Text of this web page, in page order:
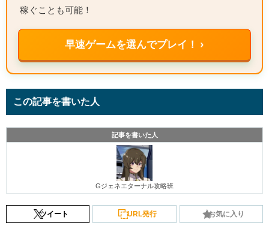
稼ぐことも可能！
早速ゲームを選んでプレイ！ ›
この記事を書いた人
記事を書いた人
Gジェネエターナル攻略班
ツイート URL発行 お気に入り